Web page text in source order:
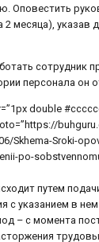
Оповестить
месяца), указав
сотрудник
персонала он
double
Skhema-Sroki-
po-
путем
с указанием в
– с момента